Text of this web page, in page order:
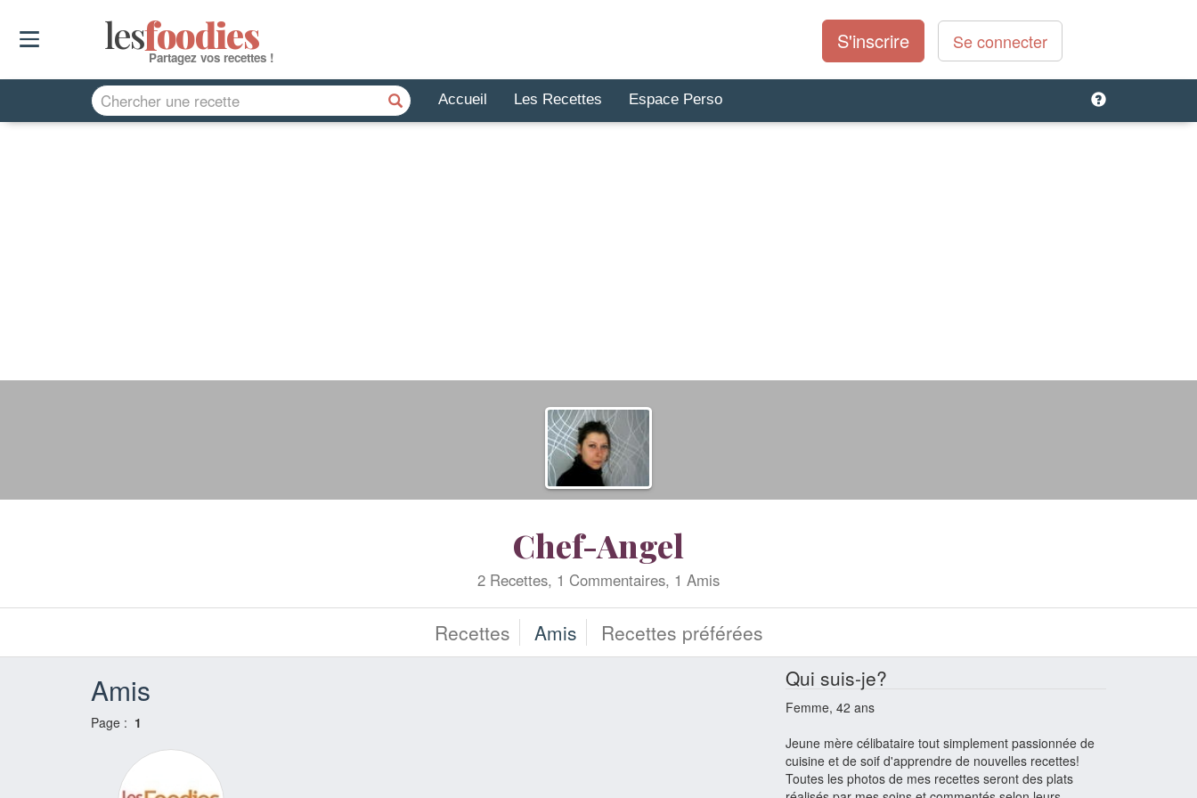
lesfoodies
Partagez vos recettes !
S'inscrire Se connecter
Accueil Les Recettes Espace Perso
Chef-Angel
2 Recettes, 1 Commentaires, 1 Amis
Recettes Amis Recettes préférées
Amis
Page : 1
Qui suis-je?
Femme, 42 ans
Jeune mère célibataire tout simplement passionnée de
cuisine et de soif d'apprendre de nouvelles recettes!
Toutes les photos de mes recettes seront des plats